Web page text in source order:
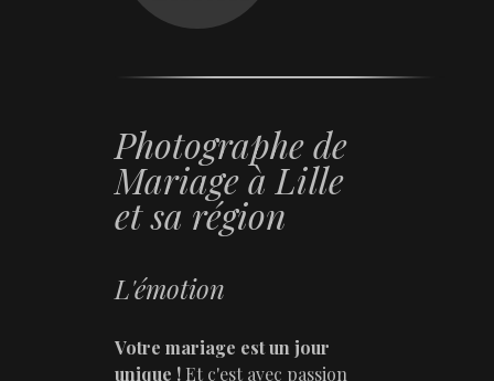
Photographe de
Mariage à Lille
et sa région
L'émotion
Votre mariage est un jour
unique ! Et c'est avec passion